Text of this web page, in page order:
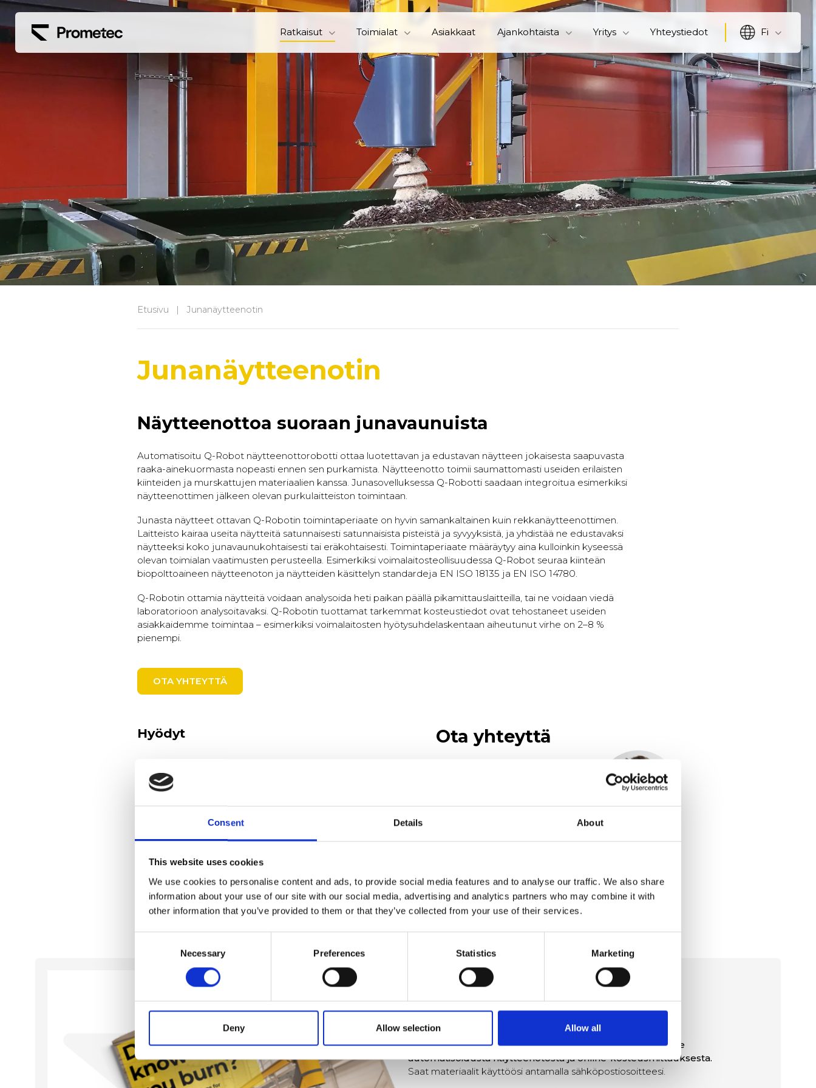
Consent Details About
This website uses cookies
We use cookies to personalise content and ads, to provide social media features and to analyse our traffic. We also share
information about your use of our site with our social media, advertising and analytics partners who may combine it with
other information that you’ve provided to them or that they’ve collected from your use of their services.
Necessary Preferences Statistics Marketing
Deny Allow selection Allow all
Ratkaisut Toimialat Asiakkaat Ajankohtaista Yritys Yhteystiedot Fi
Etusivu Junanäyt­teenotin
Junanäyt­teenotin
Näytteenottoa suoraan junavaunuista
Automatisoitu Q-Robot näytteenottorobotti ottaa luotettavan ja edustavan näytteen jokaisesta saapuvasta
raaka-ainekuormasta nopeasti ennen sen purkamista. Näytteenotto toimii saumattomasti useiden erilaisten
kiinteiden ja murskattujen materiaalien kanssa. Junasovelluksessa Q-Robotti saadaan integroitua esimerkiksi
näytteenottimen jälkeen olevan purkulaitteiston toimintaan.
Junasta näytteet ottavan Q-Robotin toimintaperiaate on hyvin samankaltainen kuin rekkanäytteenottimen.
Laitteisto kairaa useita näytteitä satunnaisesti satunnaisista pisteistä ja syvyyksistä, ja yhdistää ne edustavaksi
näytteeksi koko junavaunukohtaisesti tai eräkohtaisesti. Toimintaperiaate määräytyy aina kulloinkin kyseessä
olevan toimialan vaatimusten perusteella. Esimerkiksi voimalaitosteollisuudessa Q-Robot seuraa kiinteän
biopolttoaineen näytteenoton ja näytteiden käsittelyn standardeja EN ISO 18135 ja EN ISO 14780.
Q-Robotin ottamia näytteitä voidaan analysoida heti paikan päällä pikamittauslaitteilla, tai ne voidaan viedä
laboratorioon analysoitavaksi. Q-Robotin tuottamat tarkemmat kosteustiedot ovat tehostaneet useiden
asiakkaidemme toimintaa – esimerkiksi voimalaitosten hyötysuhdelaskentaan aiheutunut virhe on 2–8 %
pienempi.
OTA YHTEYTTÄ
Hyödyt
Minimoidaan näytteenotosta johtuva virhemarginaali
laadunmäärityksessä
Automatisoidut, satunnaiset näytteenottosarjat
Nopeampi näytteenotto
Parempi työturvallisuus
Toimii kaikille kiinteille ja rakeisille materiaaleille
Itsenäisenä yksikkönä Q-Robot voidaan sijoittaa logistisesti
purkuhalliin.
Ota yhteyttä
Ladattavat materiaalit
Lataa case study -materiaalit sekä asiantuntijaraporttimme
automatisoidusta näytteenotosta ja online-kosteusmittauksesta.
Saat materiaalit käyttöösi antamalla sähköpostiosoitteesi.